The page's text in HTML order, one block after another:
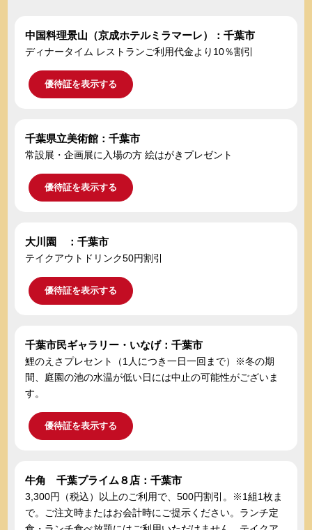
中国料理景山（京成ホテルミラマーレ）：千葉市
ディナータイム レストランご利用代金より10％割引
優待証を表示する
千葉県立美術館：千葉市
常設展・企画展に入場の方 絵はがきプレゼント
優待証を表示する
大川園 ：千葉市
テイクアウトドリンク50円割引
優待証を表示する
千葉市民ギャラリー・いなげ：千葉市
鯉のえさプレセント（1人につき一日一回まで）※冬の期
間、庭園の池の水温が低い日には中止の可能性がございま
す。
優待証を表示する
牛角 千葉プライム８店：千葉市
3,300円（税込）以上のご利用で、500円割引。※1組1枚ま
で。ご注文時またはお会計時にご提示ください。ランチ定